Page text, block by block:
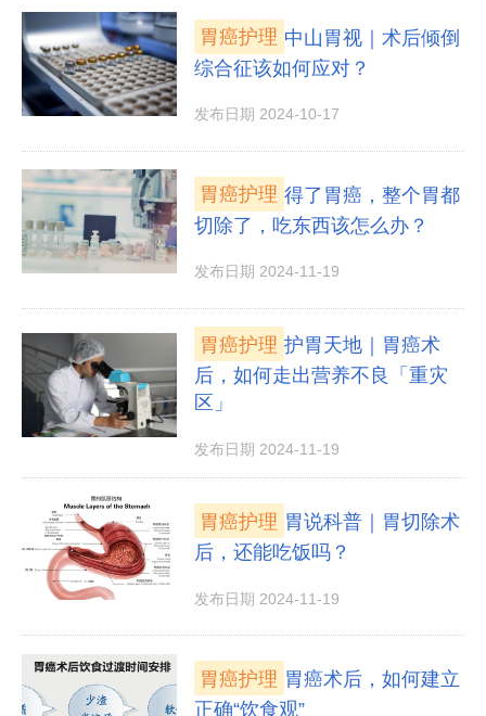
胃癌护理 中山胃视｜术后倾倒
综合征该如何应对？
发布日期 2024-10-17
胃癌护理 得了胃癌，整个胃都
切除了，吃东西该怎么办？
发布日期 2024-11-19
胃癌护理 护胃天地｜胃癌术
后，如何走出营养不良「重灾
区」
发布日期 2024-11-19
胃癌护理 胃说科普｜胃切除术
后，还能吃饭吗？
发布日期 2024-11-19
胃癌护理 胃癌术后，如何建立
正确“饮食观”